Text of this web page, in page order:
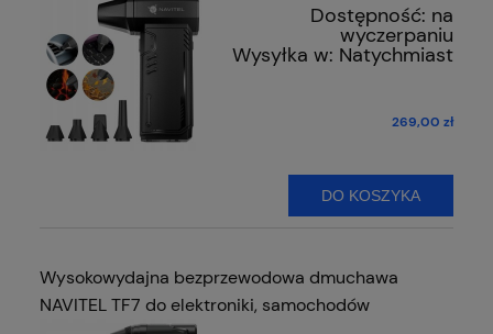
Dostępność: na
wyczerpaniu
Wysyłka w: Natychmiast
269,00 zł
DO KOSZYKA
Wysokowydajna bezprzewodowa dmuchawa
NAVITEL TF7 do elektroniki, samochodów